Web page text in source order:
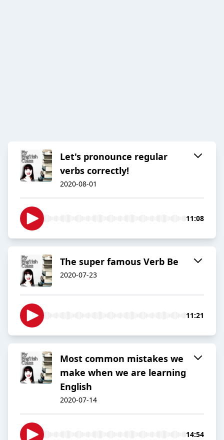
Let's pronounce regular
verbs correctly!
2020-08-01
11:08
The super famous Verb Be
2020-07-23
11:21
Most common mistakes we
make when we are learning
English
2020-07-14
14:54